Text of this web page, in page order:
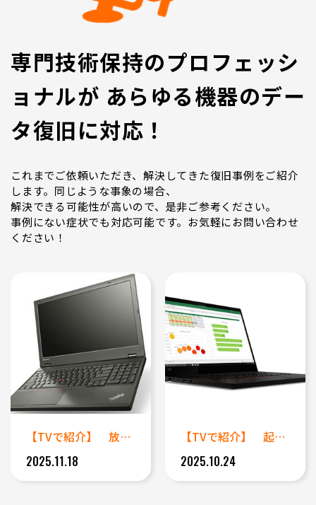
専門技術保持のプロフェッシ
ョナルが あらゆる機器のデー
タ復旧に対応！
これまでご依頼いただき、解決してきた復旧事例をご紹介
します。同じような事象の場合、
解決できる可能性が高いので、是非ご参考ください。
事例にない症状でも対応可能です。お気軽にお問い合わせ
ください！
【TVで紹介】 放置していたノ...
2025.11.18
【TVで紹介】 起動ができなく...
2025.10.24